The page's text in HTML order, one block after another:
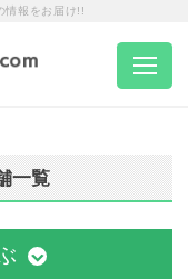
情報をお届け!!
一覧